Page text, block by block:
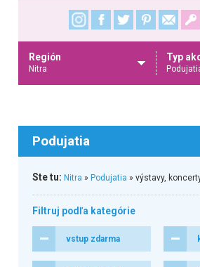
Región
Nitra
Typ
Podujatia
Ste tu: Nitra » Podujatia » výstavy,
Filtruj podľa kategórie
vstup zdarma